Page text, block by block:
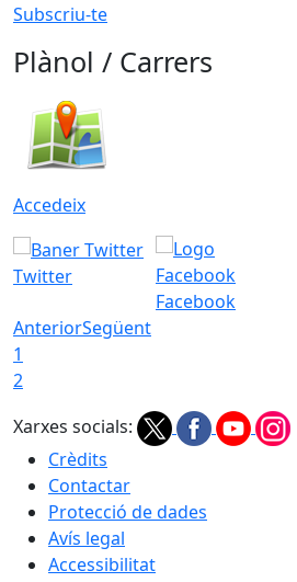
Subscriu-te
Plànol / Carrers
Accedeix
Twitter
Facebook
AnteriorSegüent
1
2
Xarxes socials:
Crèdits
Contactar
Protecció de dades
Avís legal
Accessibilitat